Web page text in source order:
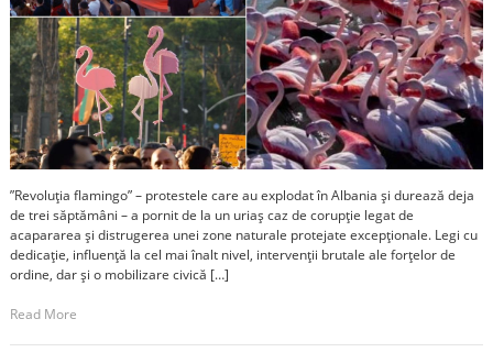
”Revoluția flamingo” – protestele care au explodat în Albania și durează deja
de trei săptămâni – a pornit de la un uriaș caz de corupție legat de
acapararea și distrugerea unei zone naturale protejate excepționale. Legi cu
dedicație, influență la cel mai înalt nivel, intervenții brutale ale forțelor de
ordine, dar și o mobilizare civică […]
Read More